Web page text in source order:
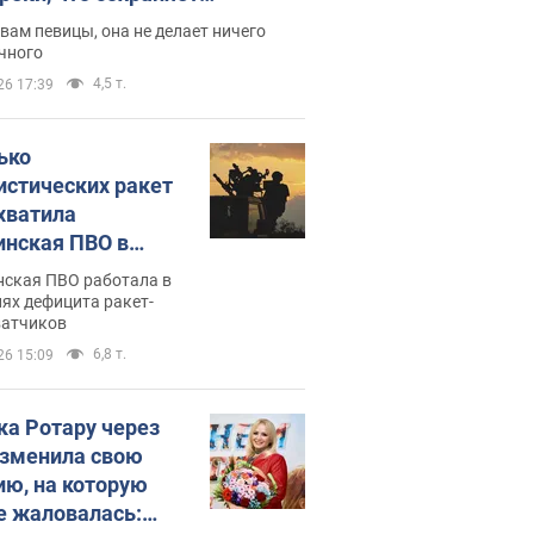
ведь у нее нет детей
певицы, она не делает ничего
17:39 4,5 т.
ракет
ПВО в
в Минобороны
цифру
ПВО работала в
дефицита ракет-
15:09 6,8 т.
Ротару через
свою
на которую
жаловалась: